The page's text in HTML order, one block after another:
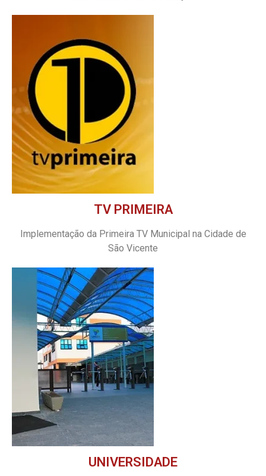
TV PRIMEIRA
Implementação da Primeira TV Municipal na Cidade de
São Vicente
UNIVERSIDADE